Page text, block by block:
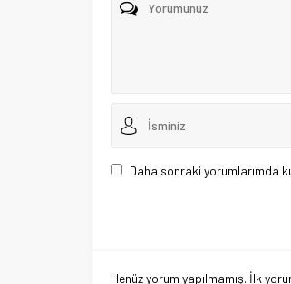
Daha sonraki yorumlarımda
Henüz yorum yapılmamış. İlk